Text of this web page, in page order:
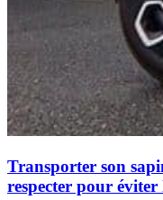
Transporter son
respecter pour éviter